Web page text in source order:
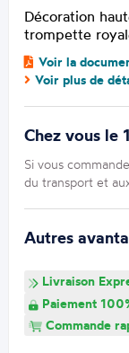
Décoration
trompette
Voir la
Voir plus de
Chez vous le
Si vous
du transport et
Autres
Livraison
Paiement
Commande